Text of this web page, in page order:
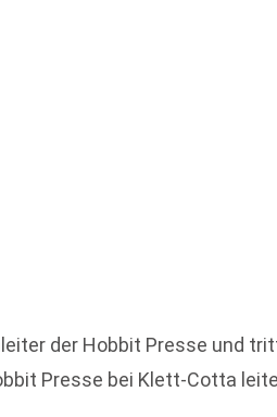
der Hobbit Presse und
Presse bei Klett-Cotta